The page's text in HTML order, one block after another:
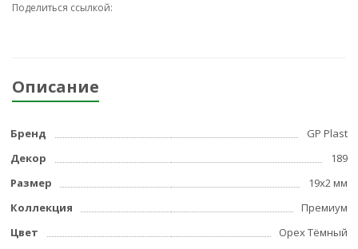
Поделиться ссылкой:
Описание
Бренд
GP Plast
Декор
189
Размер
19x2 мм
Коллекция
Премиум
Цвет
Орех Тёмный